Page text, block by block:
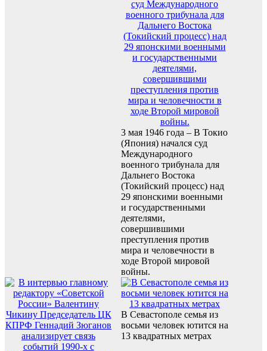
3 мая 1946 года – В Токио
(Япония) начался суд
Международного
военного трибунала для
Дальнего Востока
(Токийский процесс) над
29 японскими военными
и государственными
деятелями,
совершившими
преступления против
мира и человечности в
ходе Второй мировой
войны.
В Севастополе семья из
восьми человек ютится на
13 квадратных метрах